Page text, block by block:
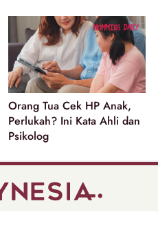
Orang Tua Cek HP Anak,
Perlukah? Ini Kata Ahli dan
Psikolog